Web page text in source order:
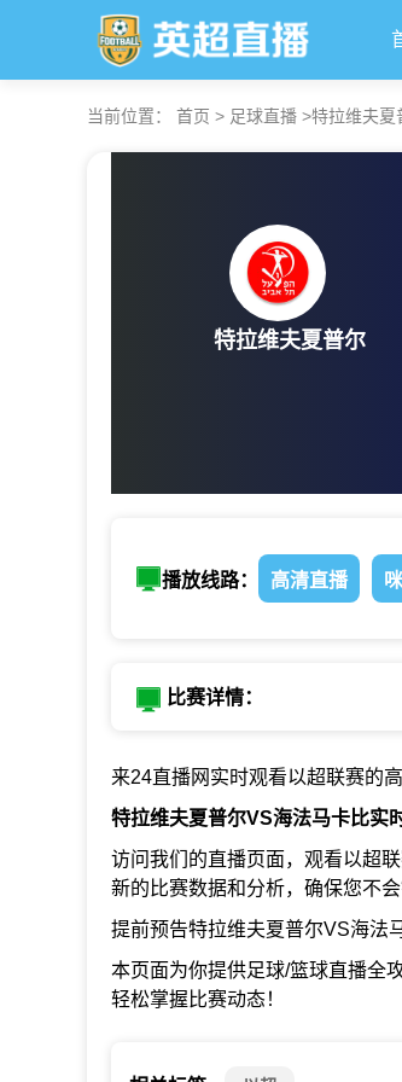
当前位置： 首页 > 足球直播 >特拉维夫夏
特拉维夫夏普尔
播放线路： 高清直播
比赛详情：
来24直播网实时观看以超联赛的高
特拉维夫夏普尔VS海法马卡比实
访问我们的直播页面，观看以超
新的比赛数据和分析，确保您不会
提前预告特拉维夫夏普尔VS海法
本页面为你提供足球/篮球直播全
轻松掌握比赛动态！